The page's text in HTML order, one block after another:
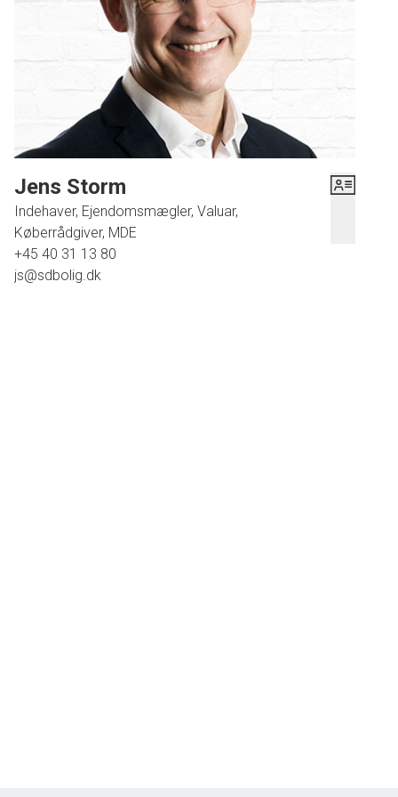
Jens Storm
Indehaver, Ejendomsmægler, Valuar,
Køberrådgiver, MDE
+45 40 31 13 80
js@sdbolig.dk